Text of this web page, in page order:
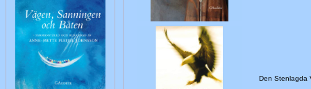
Den Stenlagda